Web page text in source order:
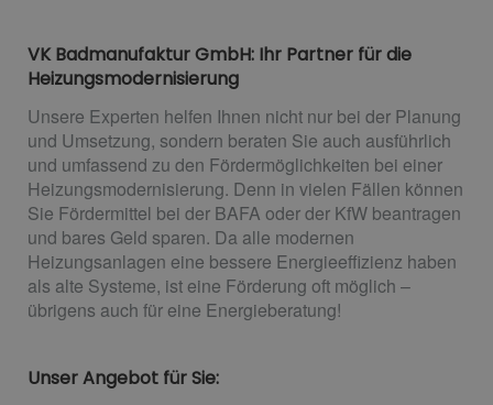
VK Badmanufaktur GmbH: Ihr Partner für die
Heizungsmodernisierung
Unsere Experten helfen Ihnen nicht nur bei der Planung
und Umsetzung, sondern beraten Sie auch ausführlich
und umfassend zu den Fördermöglichkeiten bei einer
Heizungsmodernisierung. Denn in vielen Fällen können
Sie Fördermittel bei der BAFA oder der KfW beantragen
und bares Geld sparen. Da alle modernen
Heizungsanlagen eine bessere Energieeffizienz haben
als alte Systeme, ist eine Förderung oft möglich –
übrigens auch für eine Energieberatung!
Unser Angebot für Sie: